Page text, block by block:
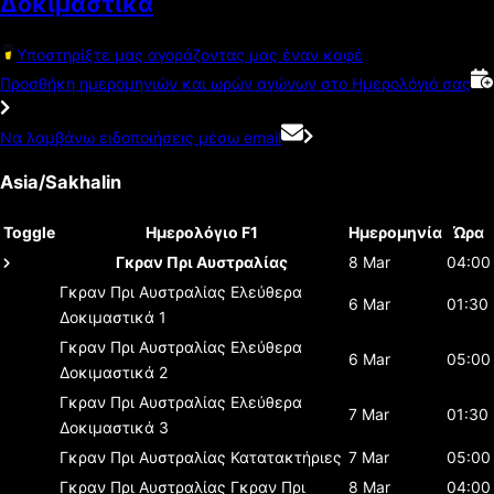
Υποστηρίξτε μας αγοράζοντας μας έναν καφέ
Προσθήκη ημερομηνιών και ωρών αγώνων στο Ημερολόγιό σας
Να λαμβάνω ειδοποιήσεις μέσω email
Asia/Sakhalin
Toggle Ημερολόγιο F1 Ημερομηνία Ώρα
Γκραν Πρι Αυστραλίας
8 Mar
04:00
Γκραν Πρι Αυστραλίας Ελεύθερα
Δοκιμαστικά 1
6 Mar 01:30
Γκραν Πρι Αυστραλίας Ελεύθερα
Δοκιμαστικά 2
6 Mar 05:00
Γκραν Πρι Αυστραλίας Ελεύθερα
Δοκιμαστικά 3
7 Mar 01:30
Γκραν Πρι Αυστραλίας Κατατακτήριες 7 Mar
05:00
Γκραν Πρι Αυστραλίας Γκραν Πρι 8 Mar 04:00